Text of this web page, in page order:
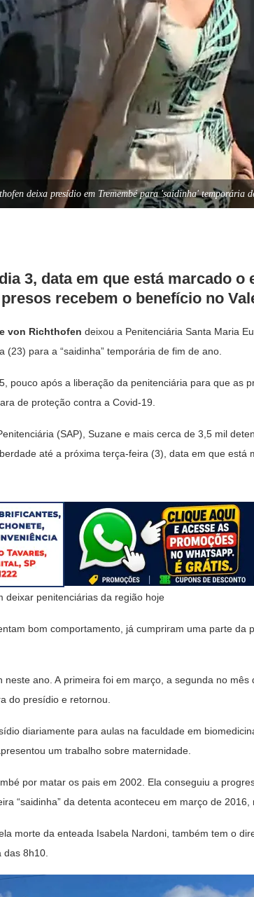
deixa presídio em Tremembé para 'saidinha'
3, data em que está marcado o
recebem o benefício no
von Richthofen deixou a Penitenciária Santa Maria
para a “saidinha” temporária de fim de ano.
pouco após a liberação da penitenciária para que as
de proteção contra a Covid-19.
(SAP), Suzane e mais cerca de 3,5 mil
até a próxima terça-feira (3), data em que está
deixar penitenciárias da região hoje
bom comportamento, já cumpriram uma parte da
ano. A primeira foi em março, a segunda no mês
do presídio e retornou.
diariamente para aulas na faculdade em
um trabalho sobre maternidade.
por matar os pais em 2002. Ela conseguiu a
“saidinha” da detenta aconteceu em março de 2016,
morte da enteada Isabela Nardoni, também tem o
8h10.